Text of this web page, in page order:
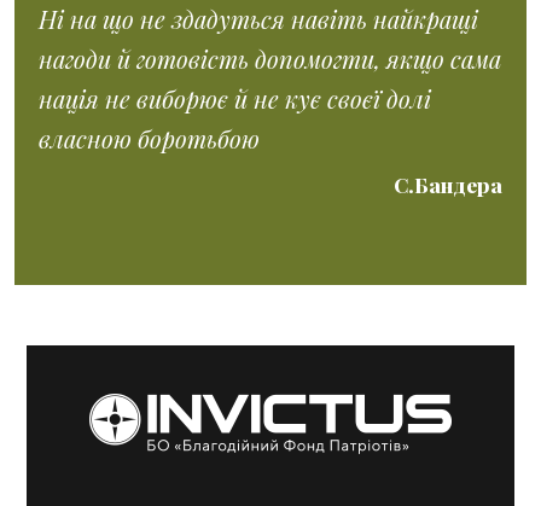
Ні на що не здадуться навіть найкращі
нагоди й готовість допомогти, якщо сама
нація не виборює й не кує своєї долі
власною боротьбою
С.Бандера